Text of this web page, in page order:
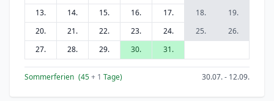
13.
14. 15. 16. 17. 18.
19.
20.
21. 22. 23. 24. 25.
26.
27.
28. 29. 30. 31.
Sommerferien (45+ 1 Tage) 30.07. - 12.09.